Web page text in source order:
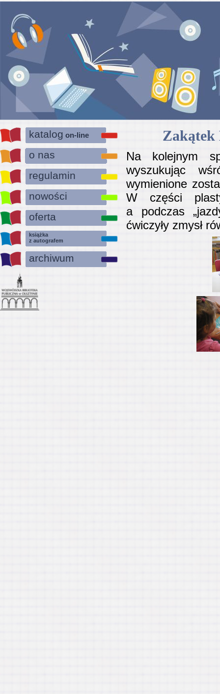
katalog on-line
o nas
regulamin
nowości
oferta
książka
z autografem
archiwum
Zakątek
Na kolejnym
wyszukując
wymienione
W części
a podczas
ćwiczyły zmysł